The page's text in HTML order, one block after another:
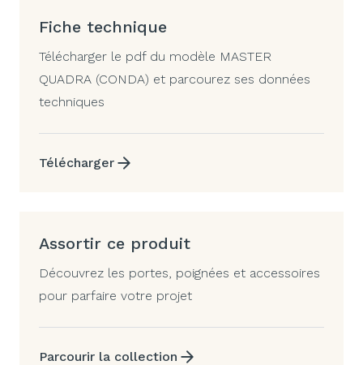
Fiche technique
Télécharger le pdf du modèle MASTER
QUADRA (CONDA) et parcourez ses données
techniques
Télécharger
Assortir ce produit
Découvrez les portes, poignées et accessoires
pour parfaire votre projet
Parcourir la collection